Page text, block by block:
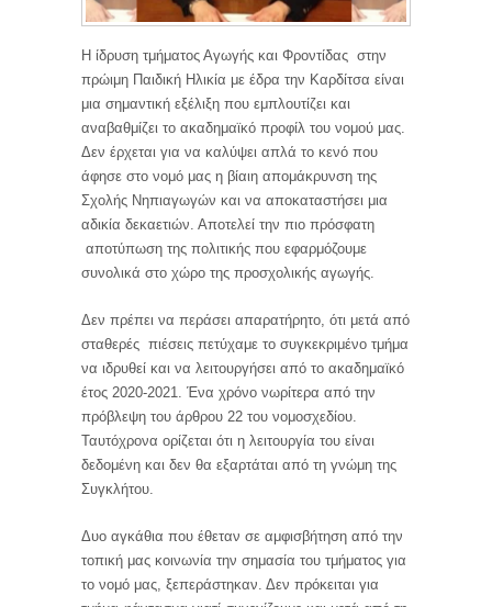
Η ίδρυση τμήματος Αγωγής και Φροντίδας στην
πρώιμη Παιδική Ηλικία με έδρα την Καρδίτσα είναι
μια σημαντική εξέλιξη που εμπλουτίζει και
αναβαθμίζει το ακαδημαϊκό προφίλ του νομού μας.
Δεν έρχεται για να καλύψει απλά το κενό που
άφησε στο νομό μας η βίαιη απομάκρυνση της
Σχολής Νηπιαγωγών και να αποκαταστήσει μια
αδικία δεκαετιών. Αποτελεί την πιο πρόσφατη
αποτύπωση της πολιτικής που εφαρμόζουμε
συνολικά στο χώρο της προσχολικής αγωγής.
Δεν πρέπει να περάσει απαρατήρητο, ότι μετά από
σταθερές πιέσεις πετύχαμε το συγκεκριμένο τμήμα
να ιδρυθεί και να λειτουργήσει από το ακαδημαϊκό
έτος 2020-2021. Ένα χρόνο νωρίτερα από την
πρόβλεψη του άρθρου 22 του νομοσχεδίου.
Ταυτόχρονα ορίζεται ότι η λειτουργία του είναι
δεδομένη και δεν θα εξαρτάται από τη γνώμη της
Συγκλήτου.
Δυο αγκάθια που έθεταν σε αμφισβήτηση από την
τοπική μας κοινωνία την σημασία του τμήματος για
το νομό μας, ξεπεράστηκαν. Δεν πρόκειται για